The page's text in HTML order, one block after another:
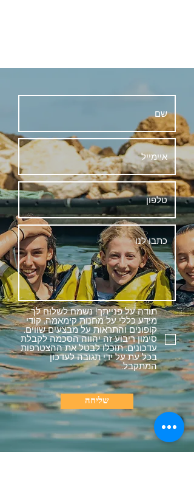
תודה על פנייתך! נשמח לשלוח לך
מידע כללי על מחנות קימאמה, קודי
קופונים והתראות על מבצעים שווים.
סימון ריבוע זה יהווה הסכמה לקבלת
עדכונים. תוכלו לבטל את ההצטרפות
בכל עת על ידי תגובה לעדכון
המתקבל.
שליחה